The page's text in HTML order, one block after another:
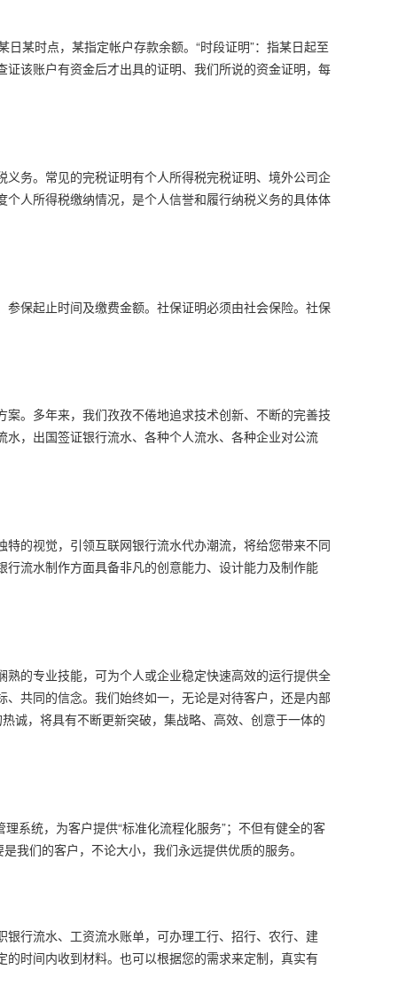
日某时点，某指定帐户存款余额。“时段证明”：指某日起至
该账户有资金后才出具的证明、我们所说的资金证明，每
务。常见的完税证明有个人所得税完税证明、境外公司企
人所得税缴纳情况，是个人信誉和履行纳税义务的具体体
保起止时间及缴费金额。社保证明必须由社会保险。社保
。多年来，我们孜孜不倦地追求技术创新、不断的完善技
，出国签证银行流水、各种个人流水、各种企业对公流
的视觉，引领互联网银行流水代办潮流，将给您带来不同
流水制作方面具备非凡的创意能力、设计能力及制作能
的专业技能，可为个人或企业稳定快速高效的运行提供全
共同的信念。我们始终如一，无论是对待客户，还是内部
诚，将具有不断更新突破，集战略、高效、创意于一体的
系统，为客户提供“标准化流程化服务”；不但有健全的客
我们的客户，不论大小，我们永远提供优质的服务。
行流水、工资流水账单，可办理工行、招行、农行、建
时间内收到材料。也可以根据您的需求来定制，真实有